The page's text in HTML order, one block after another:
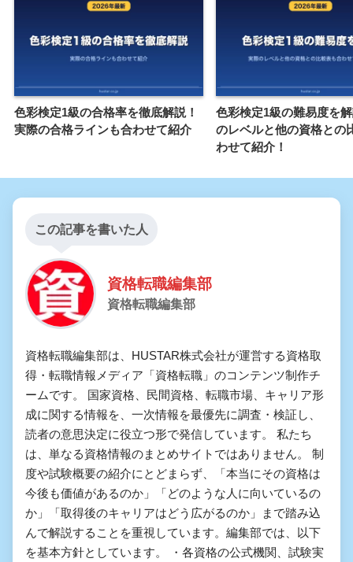
色彩検定1級の合格率を徹底解説！
実際の合格ラインも合わせて紹介
色彩検定1級の難易度を
のレベルと他の資格との
わせて紹介！
この記事を書いた人
資格転職編集部
資格転職編集部
資格転職編集部は、HUSTAR株式会社が運営する資格取
得・転職情報メディア「資格転職」のコンテンツ制作チ
ームです。 国家資格、民間資格、転職市場、キャリア形
成に関する情報を、一次情報を最優先に調査・検証し、
読者の意思決定に役立つ形で発信しています。 私たち
は、単なる資格情報のまとめサイトではありません。 制
度や試験概要の紹介にとどまらず、「本当にその資格は
今後も価値があるのか」「どのような人に向いているの
か」「取得後のキャリアはどう広がるのか」まで踏み込
んで解説することを重視しています。編集部では、以下
を基本方針としています。 ・各資格の公式機関、試験実